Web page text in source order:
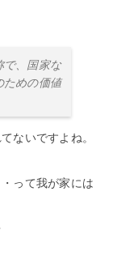
で、国家な
ための価値
ないですよね。
って我が家には